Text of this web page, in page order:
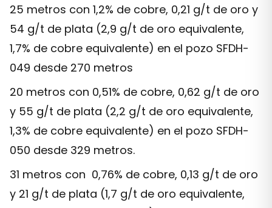
25 metros con 1,2% de cobre, 0,21 g/t de oro y
54 g/t de plata (2,9 g/t de oro equivalente,
1,7% de cobre equivalente) en el pozo SFDH-
049 desde 270 metros
20 metros con 0,51% de cobre, 0,62 g/t de oro
y 55 g/t de plata (2,2 g/t de oro equivalente,
1,3% de cobre equivalente) en el pozo SFDH-
050 desde 329 metros.
31 metros con 0,76% de cobre, 0,13 g/t de oro
y 21 g/t de plata (1,7 g/t de oro equivalente,